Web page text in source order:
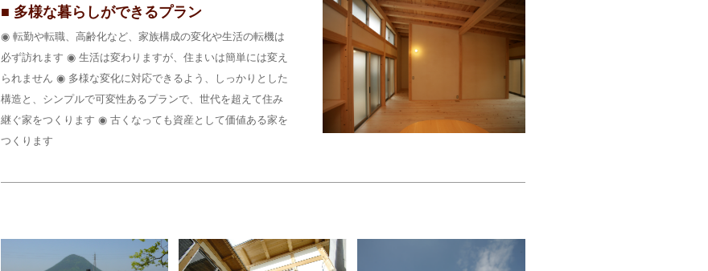
■ 多様な暮らしができるプラン
◉ 転勤や転職、高齢化など、家族構成の変化や生活の転機は
必ず訪れます ◉ 生活は変わりますが、住まいは簡単には変え
られません ◉ 多様な変化に対応できるよう、しっかりとした
構造と、シンプルで可変性あるプランで、世代を超えて住み
継ぐ家をつくります ◉ 古くなっても資産として価値ある家を
つくります